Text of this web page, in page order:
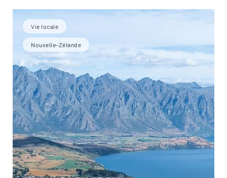
Vie locale
Nouvelle-Zélande